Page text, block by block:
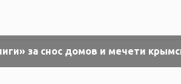
за снос домов и мечети